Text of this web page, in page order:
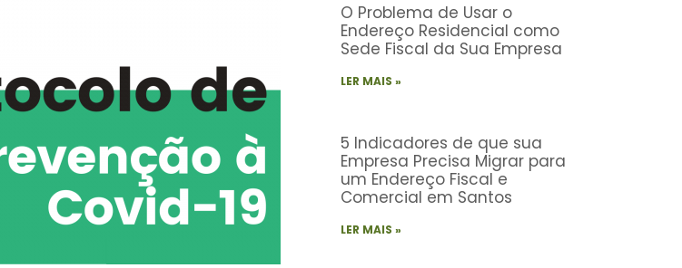
O Problema de Usar o
Endereço Residencial como
Sede Fiscal da Sua Empresa
LER MAIS »
5 Indicadores de que sua
Empresa Precisa Migrar para
um Endereço Fiscal e
Comercial em Santos
LER MAIS »